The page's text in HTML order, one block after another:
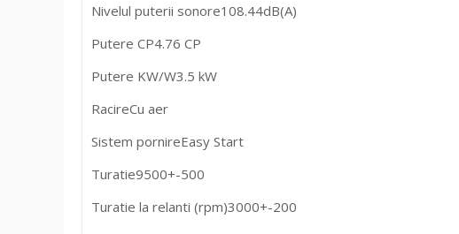
Nivelul puterii sonore108.44dB(A)
Putere CP4.76 CP
Putere KW/W3.5 kW
RacireCu aer
Sistem pornireEasy Start
Turatie9500+-500
Turatie la relanti (rpm)3000+-200